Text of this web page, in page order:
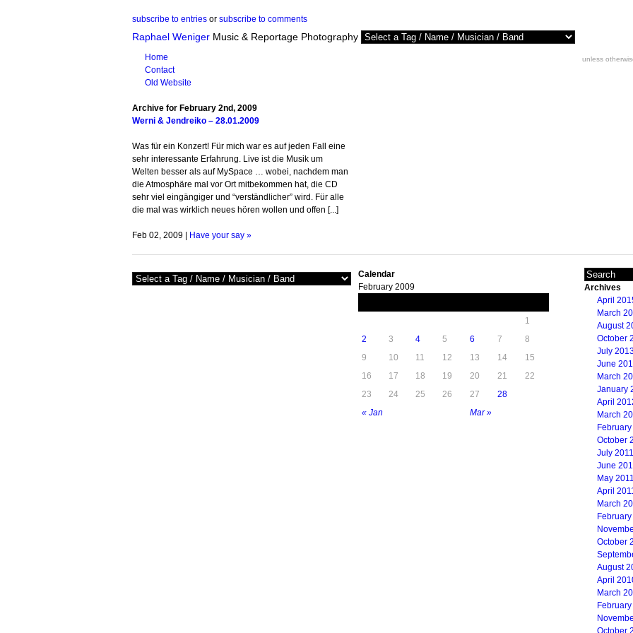
subscribe to entries or subscribe to comments
Raphael Weniger Music & Reportage Photography
unless
Home
Contact
Old Website
Archive for February 2nd, 2009
Werni & Jendreiko – 28.01.2009
Was für ein Konzert! Für mich war es auf jeden Fall eine
sehr interessante Erfahrung. Live ist die Musik um
Welten besser als auf MySpace … wobei, nachdem man
die Atmosphäre mal vor Ort mitbekommen hat, die CD
sehr viel eingängiger und “verständlicher” wird. Für alle
die mal was wirklich neues hören wollen und offen [...]
Feb 02, 2009 | Have your say »
Calendar
February 2009
« Jan Mar »
1
2
3 4 5 6 7
8
9
10 11 12 13 14
15
16
17 18 19 20 21
22
23
24 25 26 27 28
Archives
April
March
August
October
July
June
March
January
April
March
October
July 2011
June
May 2011
April 2011
March
February
October
August
April
March
October